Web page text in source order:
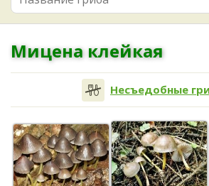
Мицена клейкая
Несъедобные